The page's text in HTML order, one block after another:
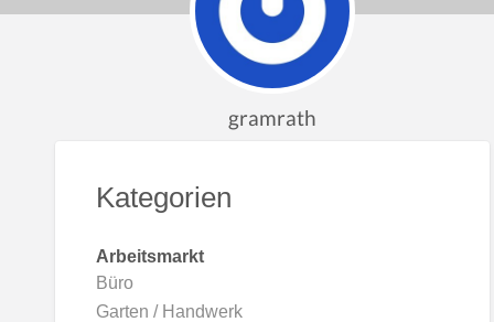
gramrath
Kategorien
Arbeitsmarkt
Büro
Garten / Handwerk